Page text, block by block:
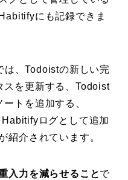
にも記録できま
、Todoistの新しい完
スを更新する、Todoist
トを追加する、
ログとして追加
紹介されています。
入力を減らせることで